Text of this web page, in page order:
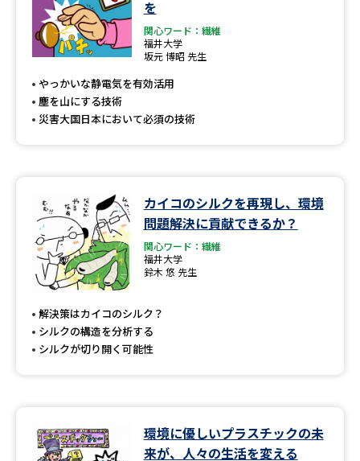
を
関心ワード：繊維
福井大学
坂元 博昭 先生
やっかいな静電気を有効活用
塵を山にする技術
災害大国日本において必須の技術
カイコのシルクを再現し、環境
問題解決に貢献できるか？
関心ワード：繊維
福井大学
鈴木 悠 先生
解決策はカイコのシルク？
シルクの構造を分析する
シルクが切り開く可能性
環境に優しいプラスチックの未
来が、人々の生活を変える